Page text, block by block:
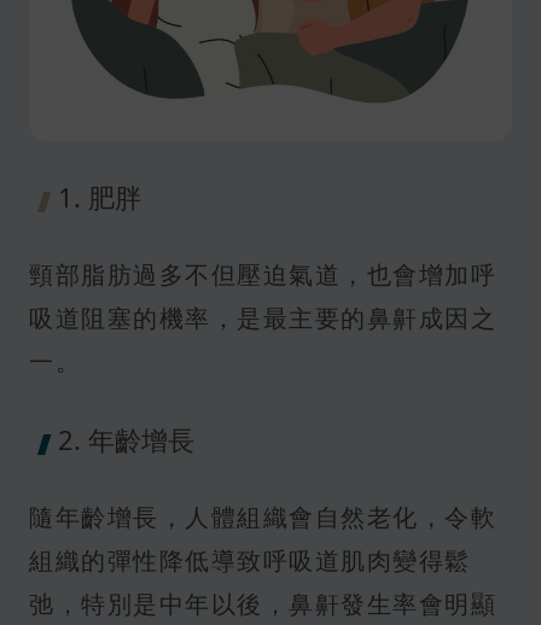
1. 肥胖
頸部脂肪過多不但壓迫氣道，也會增加呼
吸道阻塞的機率，是最主要的鼻鼾成因之
一。
2. 年齡增長
隨年齡增長，人體組織會自然老化，令軟
組織的彈性降低導致呼吸道肌肉變得鬆
弛，特別是中年以後，鼻鼾發生率會明顯